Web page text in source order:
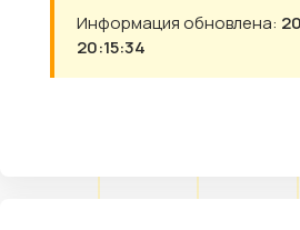
Информация обновлена:
20:15:34